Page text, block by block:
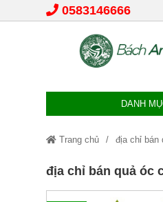
0583146666
DANH
Trang chủ địa chỉ bán
địa chỉ bán quả óc